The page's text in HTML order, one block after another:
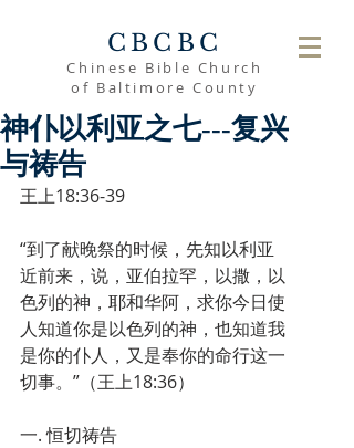
CBCBC
Chinese Bible Church
of Baltimore County
神仆以利亚之七---复兴
与祷告
王上18:36-39
“到了献晚祭的时候，先知以利亚
近前来，说，亚伯拉罕，以撒，以
色列的神，耶和华阿，求你今日使
人知道你是以色列的神，也知道我
是你的仆人，又是奉你的命行这一
切事。”（王上18:36）
一. 恒切祷告